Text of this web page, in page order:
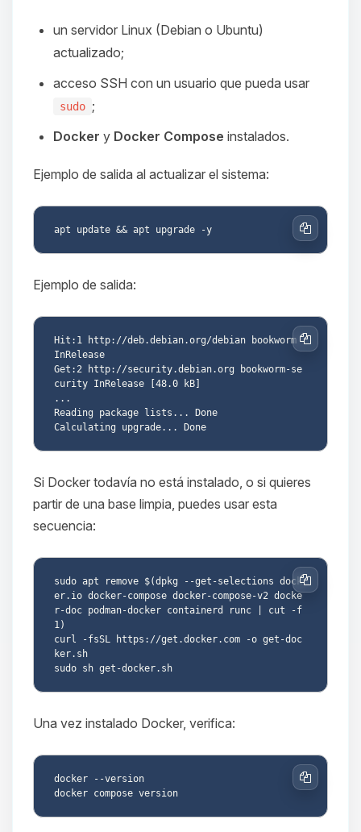
un servidor Linux (Debian o Ubuntu)
actualizado;
acceso SSH con un usuario que pueda usar
sudo ;
Docker y Docker Compose instalados.
Ejemplo de salida al actualizar el sistema:
Copiar
Ejemplo de salida:
Hit:1 http://deb.debian.org/debian bookworm
InRelease
Get:2 http://security.debian.org bookworm-se
curity InRelease [48.0 kB]
...
Reading package lists... Done
Copiar
Si Docker todavía no está instalado, o si quieres
partir de una base limpia, puedes usar esta
secuencia:
sudo apt remove $(dpkg --get-selections dock
er.io docker-compose docker-compose-v2 docke
r-doc podman-docker containerd runc | cut -f
1)
curl -fsSL https://get.docker.com -o get-doc
ker.sh
Copiar
Una vez instalado Docker, verifica:
docker --version
Copiar